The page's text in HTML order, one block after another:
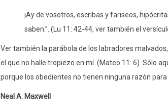
¡Ay de vosotros, escribas y fariseos,
saben.”. (Lu 11: 42-44, ver también el
Ver también la parábola de los labradores
el que no halle tropiezo en mí. (Mateo 11: 6). Sólo
porque los obedientes no tienen ninguna razón para
Neal A. Maxwell